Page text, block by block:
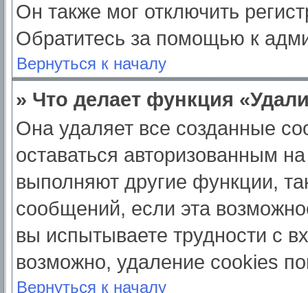
Он также мог отключить
Обратитесь за помощью к
Вернуться к началу
» Что делает функция
Она удаляет все созданные
оставаться авторизованным
выполняют другие функции,
сообщений, если эта
вы испытываете трудности с
возможно, удаление cookies
Вернуться к началу